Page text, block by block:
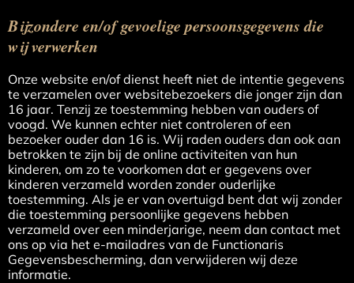
Bijzondere en/of gevoelige persoonsgegevens die
wij verwerken
Onze website en/of dienst heeft niet de intentie gegevens
te verzamelen over websitebezoekers die jonger zijn dan
16 jaar. Tenzij ze toestemming hebben van ouders of
voogd. We kunnen echter niet controleren of een
bezoeker ouder dan 16 is. Wij raden ouders dan ook aan
betrokken te zijn bij de online activiteiten van hun
kinderen, om zo te voorkomen dat er gegevens over
kinderen verzameld worden zonder ouderlijke
toestemming. Als je er van overtuigd bent dat wij zonder
die toestemming persoonlijke gegevens hebben
verzameld over een minderjarige, neem dan contact met
ons op via het e-mailadres van de Functionaris
Gegevensbescherming, dan verwijderen wij deze
informatie.